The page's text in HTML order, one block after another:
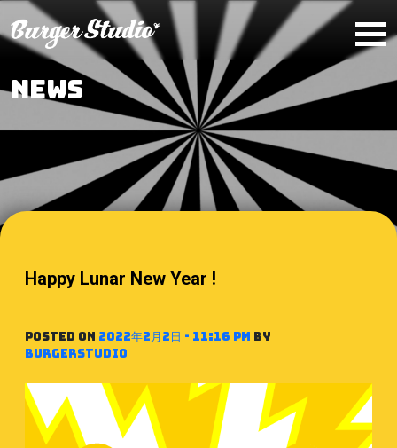
Skip to main content
NEWS
Happy Lunar New Year !
Posted on 2022年2月2日 - 11:16 PM by
BurgerStudio